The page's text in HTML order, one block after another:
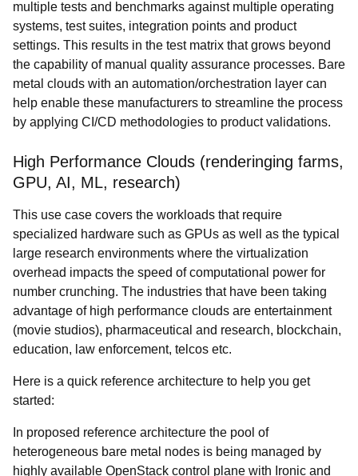
multiple tests and benchmarks against multiple operating
systems, test suites, integration points and product
settings. This results in the test matrix that grows beyond
the capability of manual quality assurance processes. Bare
metal clouds with an automation/orchestration layer can
help enable these manufacturers to streamline the process
by applying CI/CD methodologies to product validations.
High Performance Clouds (renderinging farms,
GPU, AI, ML, research)
This use case covers the workloads that require
specialized hardware such as GPUs as well as the typical
large research environments where the virtualization
overhead impacts the speed of computational power for
number crunching. The industries that have been taking
advantage of high performance clouds are entertainment
(movie studios), pharmaceutical and research, blockchain,
education, law enforcement, telcos etc.
Here is a quick reference architecture to help you get
started:
In proposed reference architecture the pool of
heterogeneous bare metal nodes is being managed by
highly available OpenStack control plane with Ironic and